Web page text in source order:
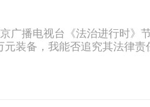
广播电视台《法治进行时》
装备，我能否追究其法律责